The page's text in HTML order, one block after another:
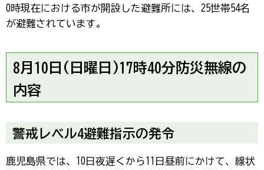
0時現在における市が開設した避難所には、25世帯54名
が避難されています。
8月10日(日曜日)17時40分防災無線の
内容
警戒レベル4避難指示の発令
鹿児島県では、10日夜遅くから11日昼前にかけて、線状